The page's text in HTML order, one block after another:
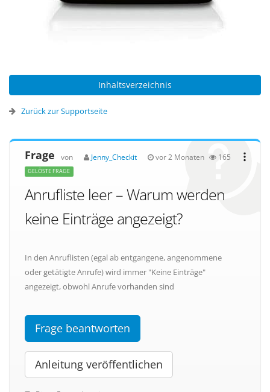
Inhaltsverzeichnis
Zurück zur Supportseite
Frage von Jenny_Checkit vor 2 Monaten 165
GELÖSTE FRAGE
Anrufliste leer – Warum werden
keine Einträge angezeigt?
In den Anruflisten (egal ab entgangene, angenommene
oder getätigte Anrufe) wird immer "Keine Einträge"
angezeigt, obwohl Anrufe vorhanden sind
Frage beantworten
Anleitung veröffentlichen